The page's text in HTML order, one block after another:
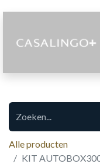
Alle producten
KIT